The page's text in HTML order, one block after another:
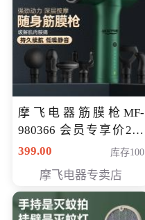
摩飞电器筋膜枪MF-
980366 会员专享价299
元
399.00 库存100
摩飞电器专卖店